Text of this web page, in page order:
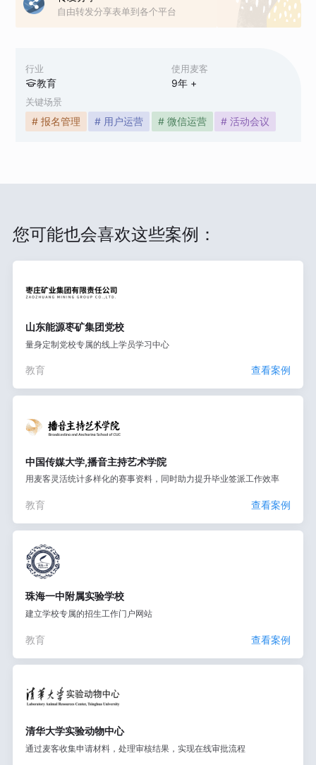
行业
教育
使用麦客
9年 +
关键场景
# 报名管理 # 用户运营 # 微信运营 # 活动会议
自由转发分享表单到各个平台
您可能也会喜欢这些案例：
山东能源枣矿集团党校
量身定制党校专属的线上学员学习中心
教育 查看案例
中国传媒大学,播音主持艺术学院
用麦客灵活统计多样化的赛事资料，同时助力提升毕业签派工作效率
教育 查看案例
珠海一中附属实验学校
建立学校专属的招生工作门户网站
教育 查看案例
清华大学实验动物中心
通过麦客收集申请材料，处理审核结果，实现在线审批流程